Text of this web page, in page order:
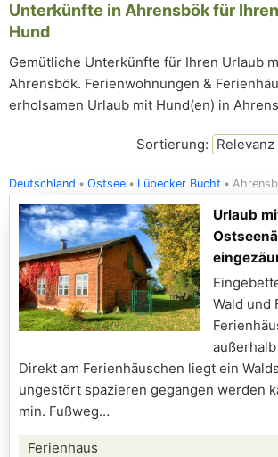
Unterkünfte in Ahrensbök für
Hund
Gemütliche Unterkünfte für Ihren Urlaub
Ahrensbök. Ferienwohnungen &
erholsamen Urlaub mit Hund(en) in
Sortierung:
Deutschland Ostsee Lübecker Bucht
Urlaub
Wald und
Direkt am Ferienhäuschen liegt ein
ungestört spazieren gegangen werden
min. Fußweg
Ferienhaus